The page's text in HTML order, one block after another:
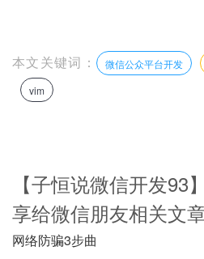
本文关键词： 微信公众平台开发
vim
【子恒说微信开发93
享给微信朋友相关文
网络防骗3步曲